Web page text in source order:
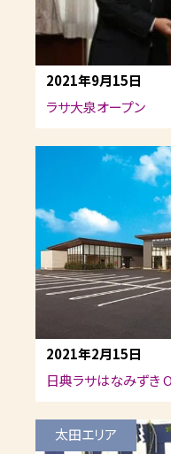
2021年9月15日
ラサ大泉オープン
2021年2月15日
日典ラサはなみずき
太田エリア